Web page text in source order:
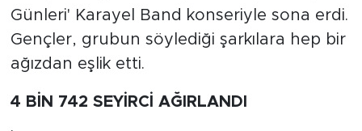
Günleri' Karayel Band konseriyle sona erdi.
Gençler, grubun söylediği şarkılara hep bir
ağızdan eşlik etti.
4 BİN 742 SEYİRCİ AĞIRLANDI